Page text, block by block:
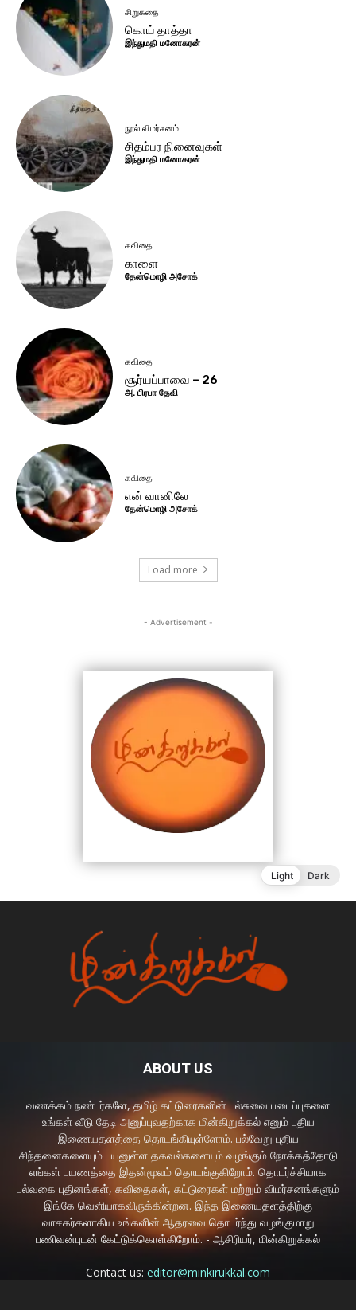
ABOUT US
வணக்கம் நண்பர்களே, தமிழ் கட்டுரைகளின் பல்சுவை படைப்புகளை
உங்கள் வீடு தேடி அனுப்புவதற்காக மின்கிறுக்கல் எனும் புதிய
இணையதளத்தை தொடங்கியுள்ளோம். பல்வேறு புதிய
சிந்தனைகளையும் பயனுள்ள தகவல்களையும் வழங்கும் நோக்கத்தோடு
எங்கள் பயணத்தை இதன்மூலம் தொடங்குகிறோம். தொடர்ச்சியாக
பல்வகை புதினங்கள், கவிதைகள், கட்டுரைகள் மற்றும் விமர்சனங்களும்
இங்கே வெளியாகவிருக்கின்றன. இந்த இணையதளத்திற்கு
வாசகர்களாகிய உங்களின் ஆதரவை தொடர்ந்து வழங்குமாறு
பணிவன்புடன் கேட்டுக்கொள்கிறோம். - ஆசிரியர், மின்கிறுக்கல்
Contact us: editor@minkirukkal.com